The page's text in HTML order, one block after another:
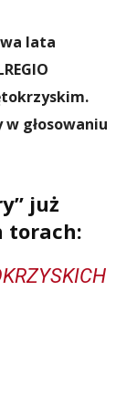
lata
głosowaniu
już
torach: